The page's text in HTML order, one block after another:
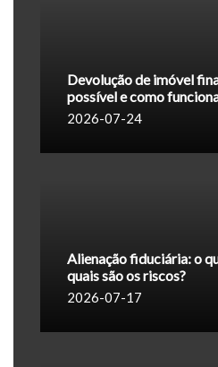
Devolução de imóvel
possível e como
2026-07-24
Alienação fiduciária: o
quais são os riscos?
2026-07-17